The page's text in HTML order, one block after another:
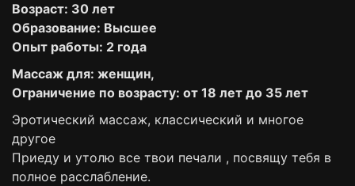
Возраст: 30 лет
Образование: Высшее
Опыт работы: 2 года
Массаж для: женщин,
Ограничение по возрасту: от 18 лет до 35 лет
Эротический массаж, классический и многое
другое
Приеду и утолю все твои печали , посвящу тебя в
полное расслабление.